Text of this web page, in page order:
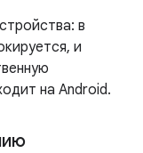
в
и
на Android.